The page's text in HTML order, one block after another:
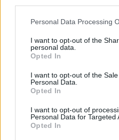
Please note that this website/
not limited to your visit or usage
grant or deny consent to
use your data for below
consent section.
Personal Data Processing
I want to opt-out of the
personal data.
Opted In
I want to opt-out of the
Personal Data.
Opted In
I want to opt-out of
Personal Data for Targeted
Opted In
A chi ci rivolgiamo
Grande
Scopri di più